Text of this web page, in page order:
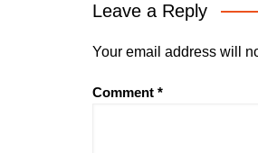
Leave a Reply
Your email address will
Comment *